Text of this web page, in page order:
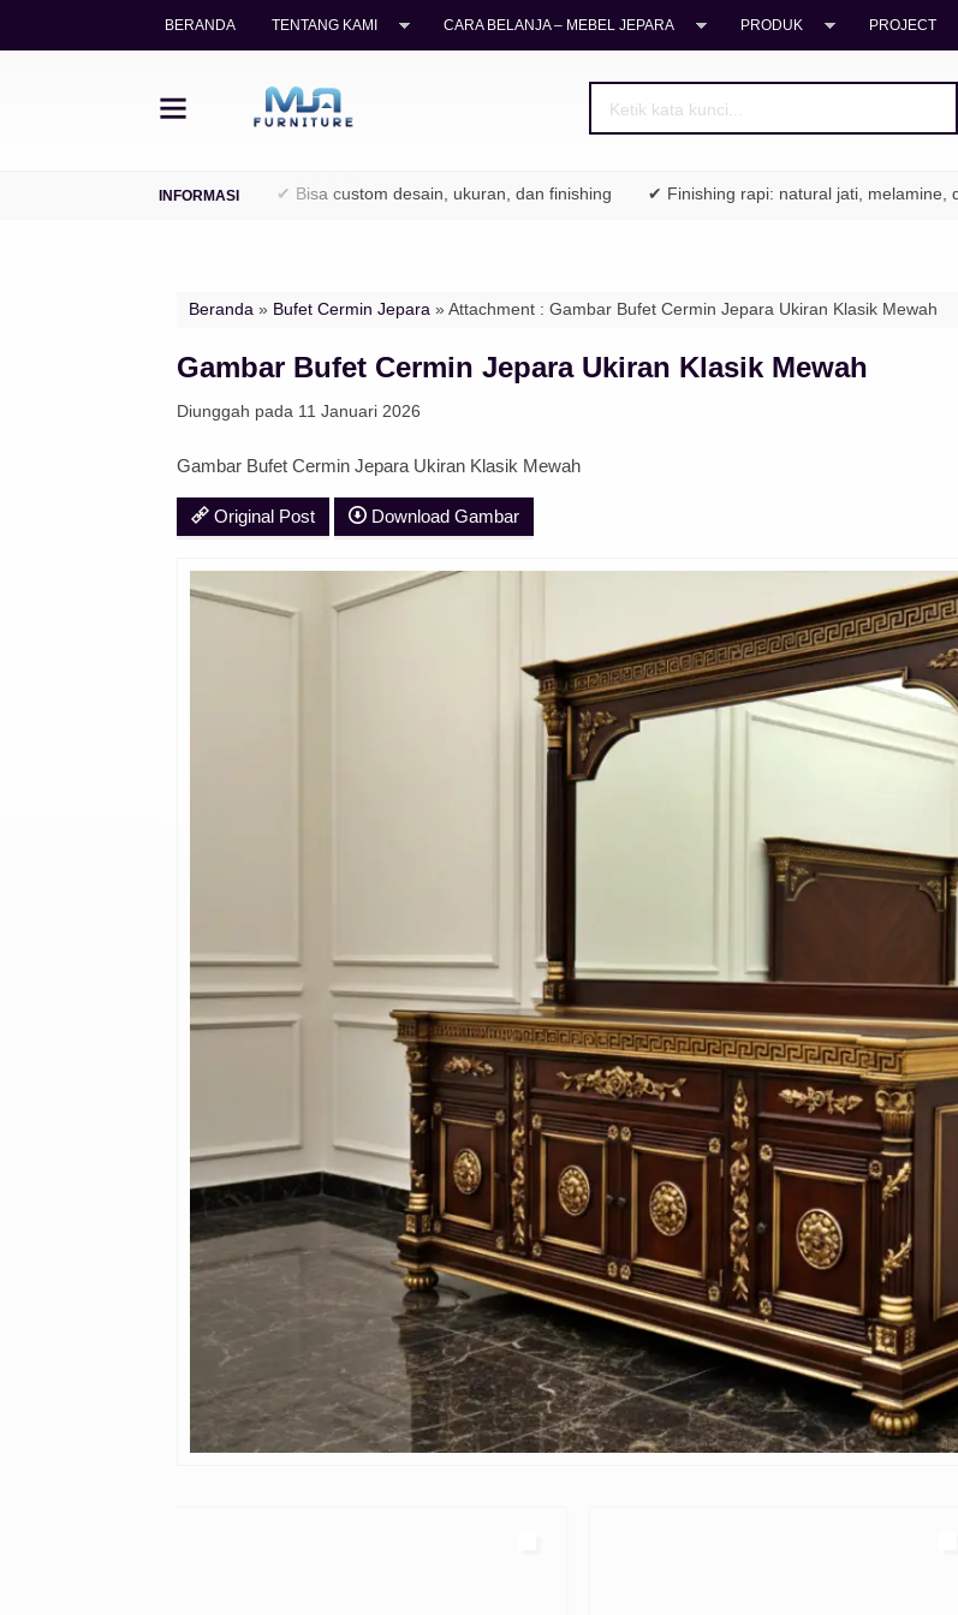
BERANDA TENTANG KAMI CARA BELANJA – MEBEL JEPARA PRODUK PROJECT
legal (TPK / Perhutani) ✔ Bisa custom desain, ukuran, dan finishing ✔ Finishing rapi: natural jati, melamine, duco
Beranda » Bufet Cermin Jepara » Attachment : Gambar Bufet Cermin Jepara Ukiran Klasik Mewah
Gambar Bufet Cermin Jepara Ukiran Klasik Mewah
Diunggah pada 11 Januari 2026
Gambar Bufet Cermin Jepara Ukiran Klasik Mewah
Original Post Download Gambar